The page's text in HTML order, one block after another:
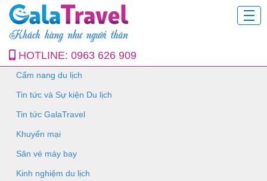
HOTLINE: 0963 626 909
Cẩm nang du lịch
Tin tức và Sự kiện Du lịch
Tin tức GalaTravel
Khuyến mại
Săn vé máy bay
Kinh nghiệm du lịch